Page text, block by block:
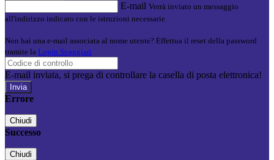
E-mail Verrà inviato un messaggio
all'indirizzo indicato con le istruzioni necessarie.
Non hai una e-mail associata al nome utente? Effettua il reset della password
tramite la Login Spaggiari
E-mail inviata, si prega di controllare la casella di posta elettronica!
Errore
Chiudi
Successo
Chiudi